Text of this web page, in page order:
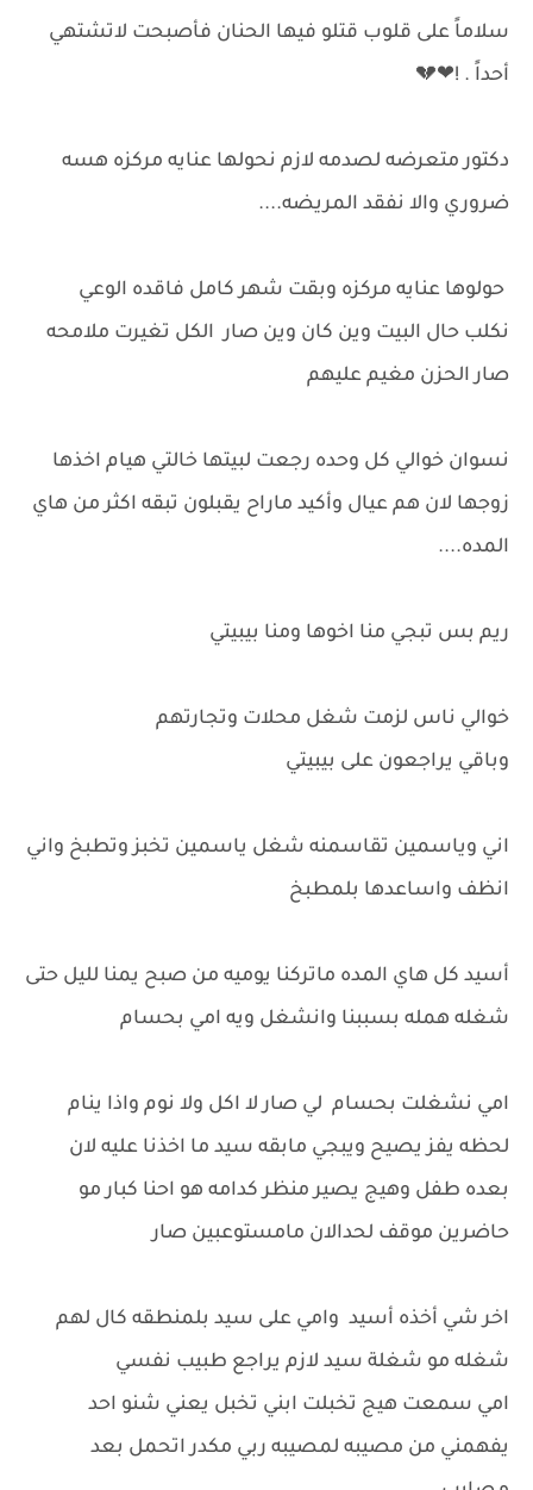
سلاماً على قلوب قتلو فيها الحنان فأصبحت لاتشتهي
أحداً . !❤💔
دكتور متعرضه لصدمه لازم نحولها عنايه مركزه هسه
ضروري والا نفقد المريضه....
حولوها عنايه مركزه وبقت شهر كامل فاقده الوعي
نكلب حال البيت وين كان وين صار الكل تغيرت ملامحه
صار الحزن مغيم عليهم
نسوان خوالي كل وحده رجعت لبيتها خالتي هيام اخذها
زوجها لان هم عيال وأكيد ماراح يقبلون تبقه اكثر من هاي
المده....
ريم بس تبجي منا اخوها ومنا بيبيتي
خوالي ناس لزمت شغل محلات وتجارتهم
وباقي يراجعون على بيبيتي
اني وياسمين تقاسمنه شغل ياسمين تخبز وتطبخ واني
انظف واساعدها بلمطبخ
أسيد كل هاي المده ماتركنا يوميه من صبح يمنا لليل حتى
شغله همله بسببنا وانشغل ويه امي بحسام
امي نشغلت بحسام لي صار لا اكل ولا نوم واذا ينام
لحظه يفز يصيح ويبجي مابقه سيد ما اخذنا عليه لان
بعده طفل وهيج يصير منظر كدامه هو احنا كبار مو
حاضرين موقف لحدالان مامستوعبين صار
اخر شي أخذه أسيد وامي على سيد بلمنطقه كال لهم
شغله مو شغلة سيد لازم يراجع طبيب نفسي
امي سمعت هيج تخبلت ابني تخبل يعني شنو احد
يفهمني من مصيبه لمصيبه ربي مكدر اتحمل بعد